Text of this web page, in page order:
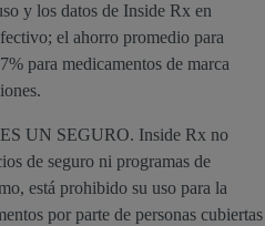
y los datos de Inside Rx en
el ahorro promedio para
para medicamentos de marca
UN SEGURO. Inside Rx no
de seguro ni programas de
está prohibido su uso para la
por parte de personas cubiertas